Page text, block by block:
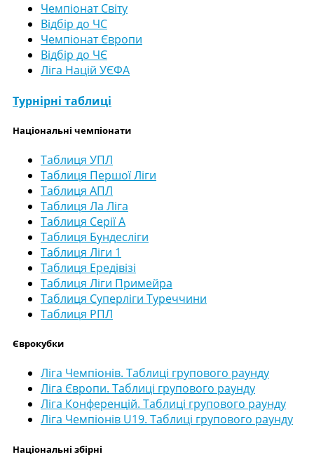
Чемпіонат Світу
Відбір до ЧС
Чемпіонат Європи
Відбір до ЧЄ
Ліга Націй УЄФА
Турнірні таблиці
Національні чемпіонати
Таблиця УПЛ
Таблиця Першої Ліги
Таблиця АПЛ
Таблиця Ла Ліга
Таблиця Серії А
Таблиця Бундесліги
Таблиця Ліги 1
Таблиця Ередівізі
Таблиця Ліги Примейра
Таблиця Суперліги Туреччини
Таблиця РПЛ
Єврокубки
Ліга Чемпіонів. Таблиці групового раунду
Ліга Європи. Таблиці групового раунду
Ліга Конференцій. Таблиці групового раунду
Ліга Чемпіонів U19. Таблиці групового раунду
Національні збірні